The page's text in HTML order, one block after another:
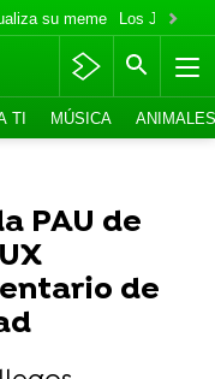
su meme Los Jonas
TI MÚSICA ANIMALES
PAU de
de